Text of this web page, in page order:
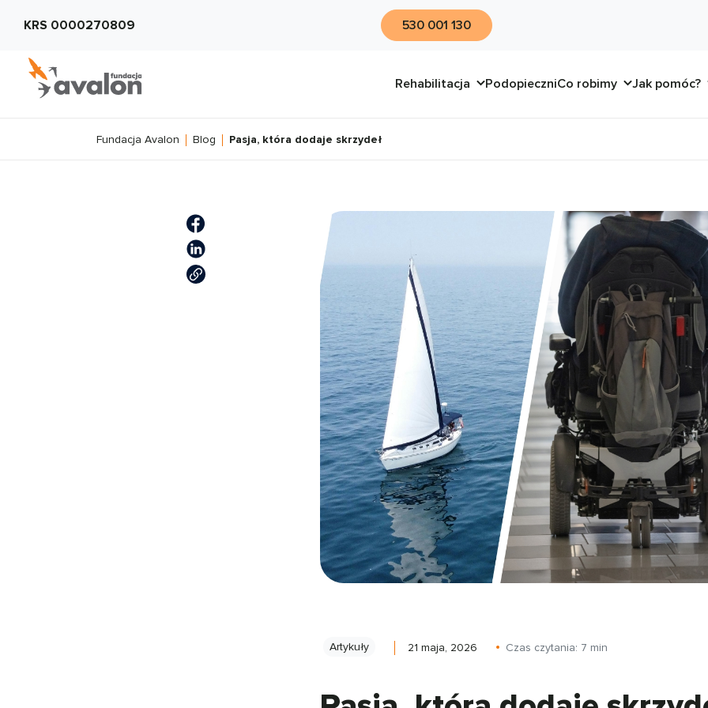
KRS 0000270809 530 001 130
Rehabilitacja PodopieczniCo robimy Jak pomóc?
Fundacja Avalon Blog Pasja, która dodaje skrzydeł
Artykuły 21 maja, 2026 Czas czytania: 7 min